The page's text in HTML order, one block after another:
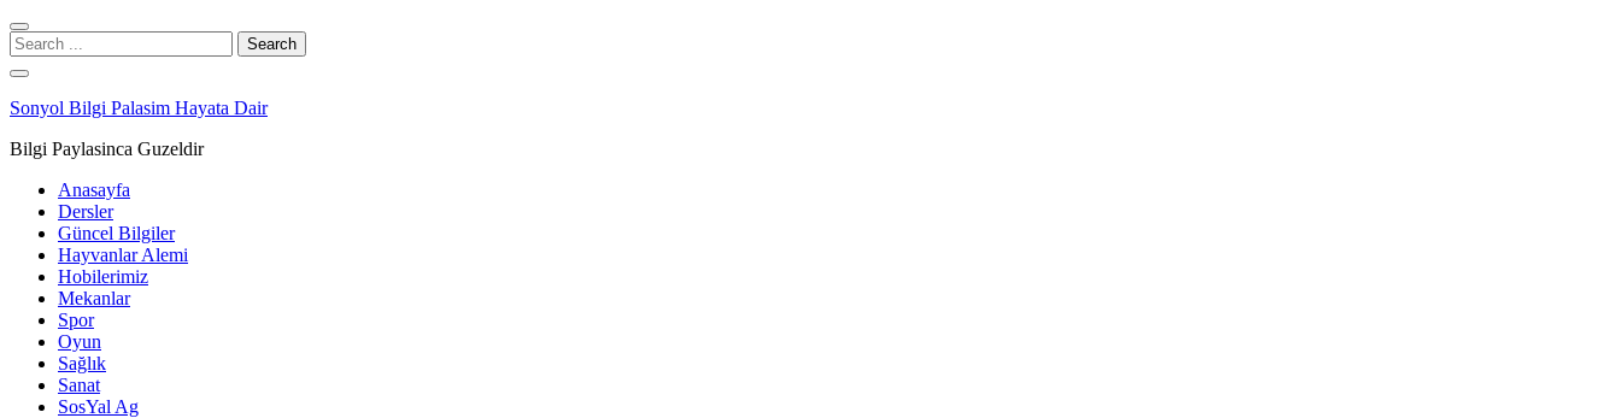
Skip
to
navigation
Skip
to
content
Search
for:
Sonyol Bilgi Palasim Hayata Dair
Bilgi Paylasinca Guzeldir
Anasayfa
Dersler
Güncel Bilgiler
Hayvanlar Alemi
Hobilerimiz
Mekanlar
Spor
Oyun
Sağlık
Sanat
SosYal Ag